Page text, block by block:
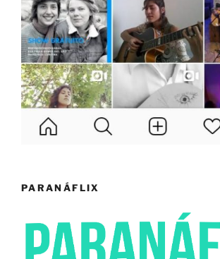
PARANÁFLIX